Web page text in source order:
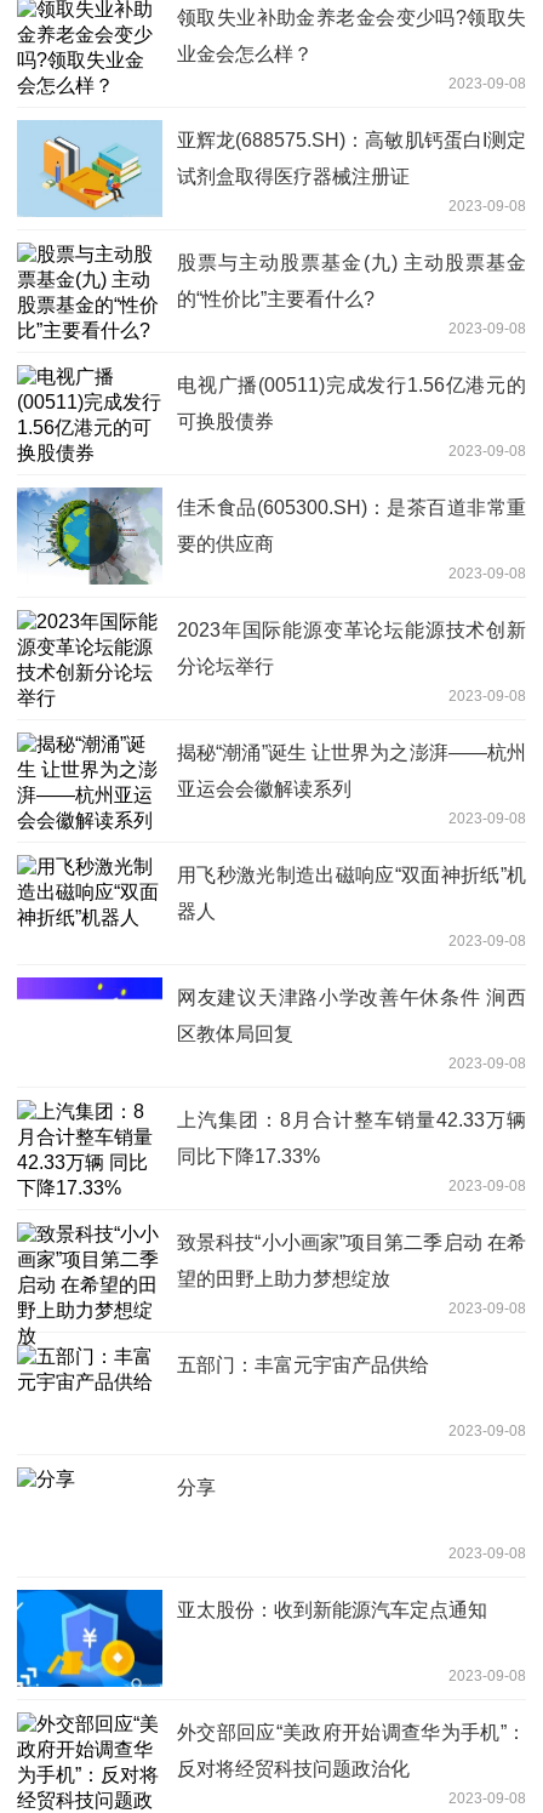
领取失业补助金养老金会变少吗?领取失
业金会怎么样？
2023-09-08
亚辉龙(688575.SH)：高敏肌钙蛋白I测定
试剂盒取得医疗器械注册证
2023-09-08
股票与主动股票基金(九) 主动股票基金
的“性价比”主要看什么?
2023-09-08
电视广播(00511)完成发行1.56亿港元的
可换股债券
2023-09-08
佳禾食品(605300.SH)：是茶百道非常重
要的供应商
2023-09-08
2023年国际能源变革论坛能源技术创新
分论坛举行
2023-09-08
揭秘“潮涌”诞生 让世界为之澎湃——杭州
亚运会会徽解读系列
2023-09-08
用飞秒激光制造出磁响应“双面神折纸”机
器人
2023-09-08
网友建议天津路小学改善午休条件 涧西
区教体局回复
2023-09-08
上汽集团：8月合计整车销量42.33万辆
同比下降17.33%
2023-09-08
致景科技“小小画家”项目第二季启动 在希
望的田野上助力梦想绽放
2023-09-08
五部门：丰富元宇宙产品供给
2023-09-08
分享
2023-09-08
亚太股份：收到新能源汽车定点通知
2023-09-08
外交部回应“美政府开始调查华为手机”：
反对将经贸科技问题政治化
2023-09-08